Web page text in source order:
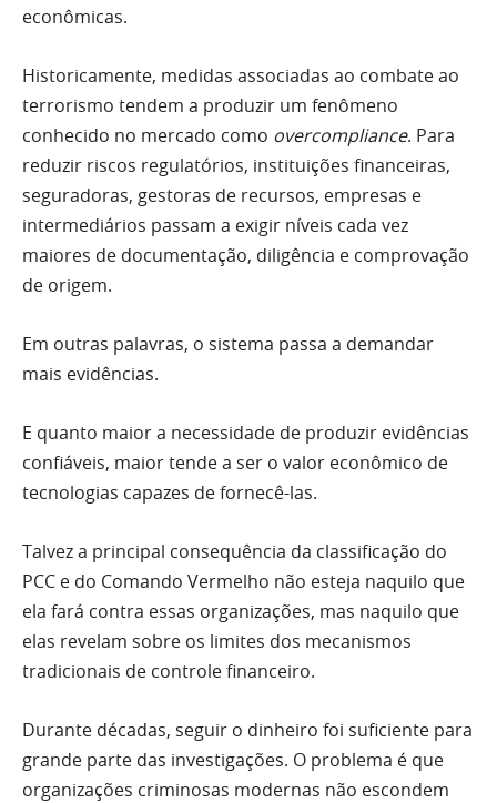
econômicas.
Historicamente, medidas associadas ao combate ao
terrorismo tendem a produzir um fenômeno
conhecido no mercado como overcompliance. Para
reduzir riscos regulatórios, instituições financeiras,
seguradoras, gestoras de recursos, empresas e
intermediários passam a exigir níveis cada vez
maiores de documentação, diligência e comprovação
de origem.
Em outras palavras, o sistema passa a demandar
mais evidências.
E quanto maior a necessidade de produzir evidências
confiáveis, maior tende a ser o valor econômico de
tecnologias capazes de fornecê-las.
Talvez a principal consequência da classificação do
PCC e do Comando Vermelho não esteja naquilo que
ela fará contra essas organizações, mas naquilo que
elas revelam sobre os limites dos mecanismos
tradicionais de controle financeiro.
Durante décadas, seguir o dinheiro foi suficiente para
grande parte das investigações. O problema é que
organizações criminosas modernas não escondem